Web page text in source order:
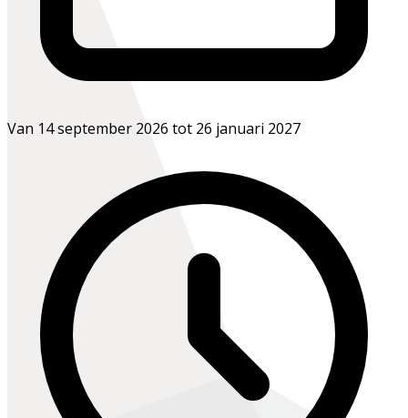
Van 14 september 2026 tot 26 januari 2027